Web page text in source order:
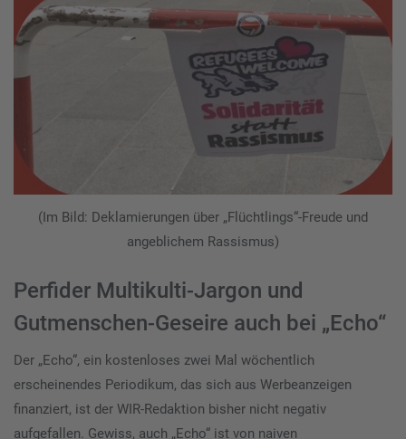
(Im Bild: Deklamierungen über „Flüchtlings“-Freude und
angeblichem Rassismus)
Perfider Multikulti-Jargon und
Gutmenschen-Geseire auch bei „Echo“
Der „Echo“, ein kostenloses zwei Mal wöchentlich
erscheinendes Periodikum, das sich aus Werbeanzeigen
finanziert, ist der WIR-Redaktion bisher nicht negativ
aufgefallen. Gewiss, auch „Echo“ ist von naiven